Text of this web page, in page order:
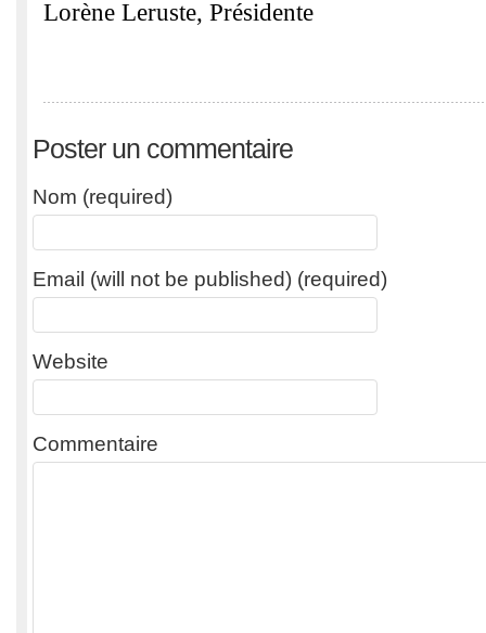
Lorène Leruste, Présidente
Poster un commentaire
Nom (required)
Email (will not be published) (required)
Website
Commentaire